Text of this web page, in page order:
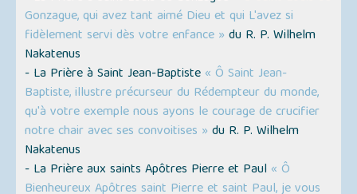
Gonzague, qui avez tant aimé Dieu et qui L'avez si
fidèlement servi dès votre enfance » du R. P. Wilhelm
Nakatenus
- La Prière à Saint Jean-Baptiste « Ô Saint Jean-
Baptiste, illustre précurseur du Rédempteur du monde,
qu'à votre exemple nous ayons le courage de crucifier
notre chair avec ses convoitises » du R. P. Wilhelm
Nakatenus
- La Prière aux saints Apôtres Pierre et Paul « Ô
Bienheureux Apôtres saint Pierre et saint Paul, je vous